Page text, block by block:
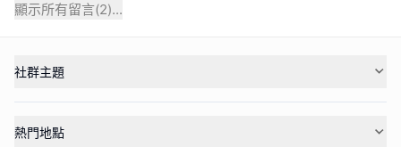
顯示所有留言(2)...
社群主題
熱門地點